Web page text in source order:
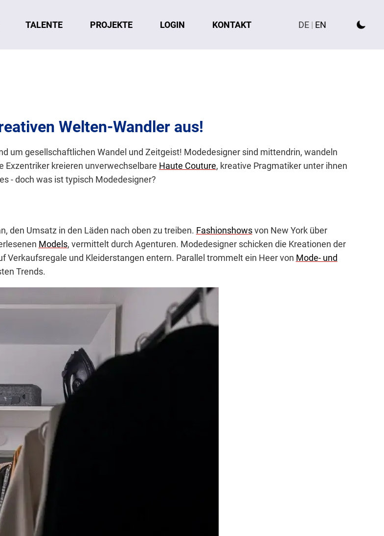
TALENTE PROJEKTE LOGIN KONTAKT DE | EN
Welten-Wandler aus!
um gesellschaftlichen Wandel und Zeitgeist! Modedesigner sind mittendrin, wandeln
Exzentriker kreieren unverwechselbare Haute Couture, kreative Pragmatiker unter ihnen
- doch was ist typisch Modedesigner?
den Umsatz in den Läden nach oben zu treiben. Fashionshowsvon New York über
Models, vermittelt durch Agenturen. Modedesigner schicken die Kreationen der
Verkaufsregale und Kleiderstangen entern. Parallel trommelt ein Heer von Mode- und
Trends.